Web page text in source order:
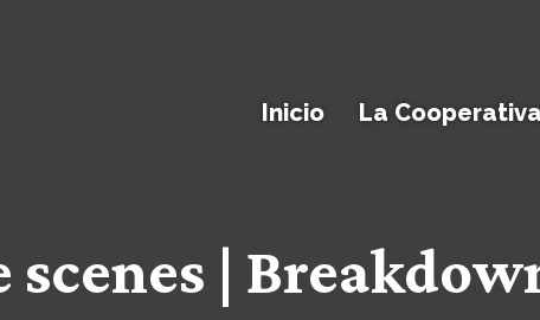
Inicio La Cooperativa
|